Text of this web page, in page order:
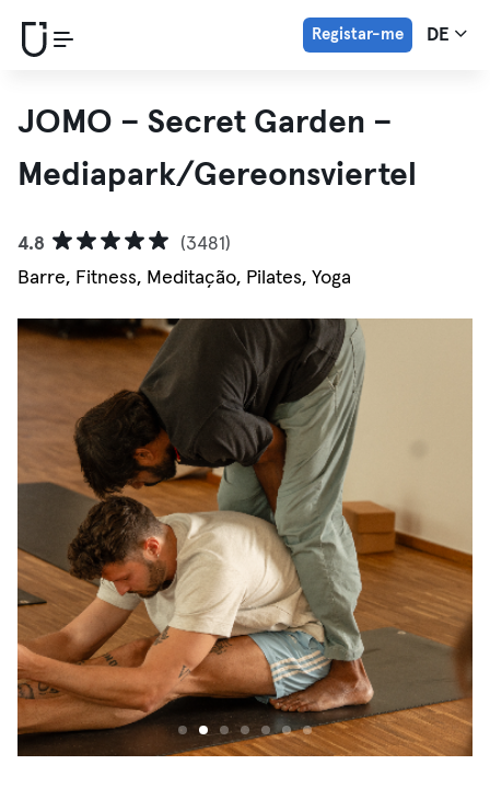
Registar-me DE
JOMO – Secret Garden –
Mediapark/Gereonsviertel
4.8
(3481)
Barre, Fitness, Meditação, Pilates, Yoga